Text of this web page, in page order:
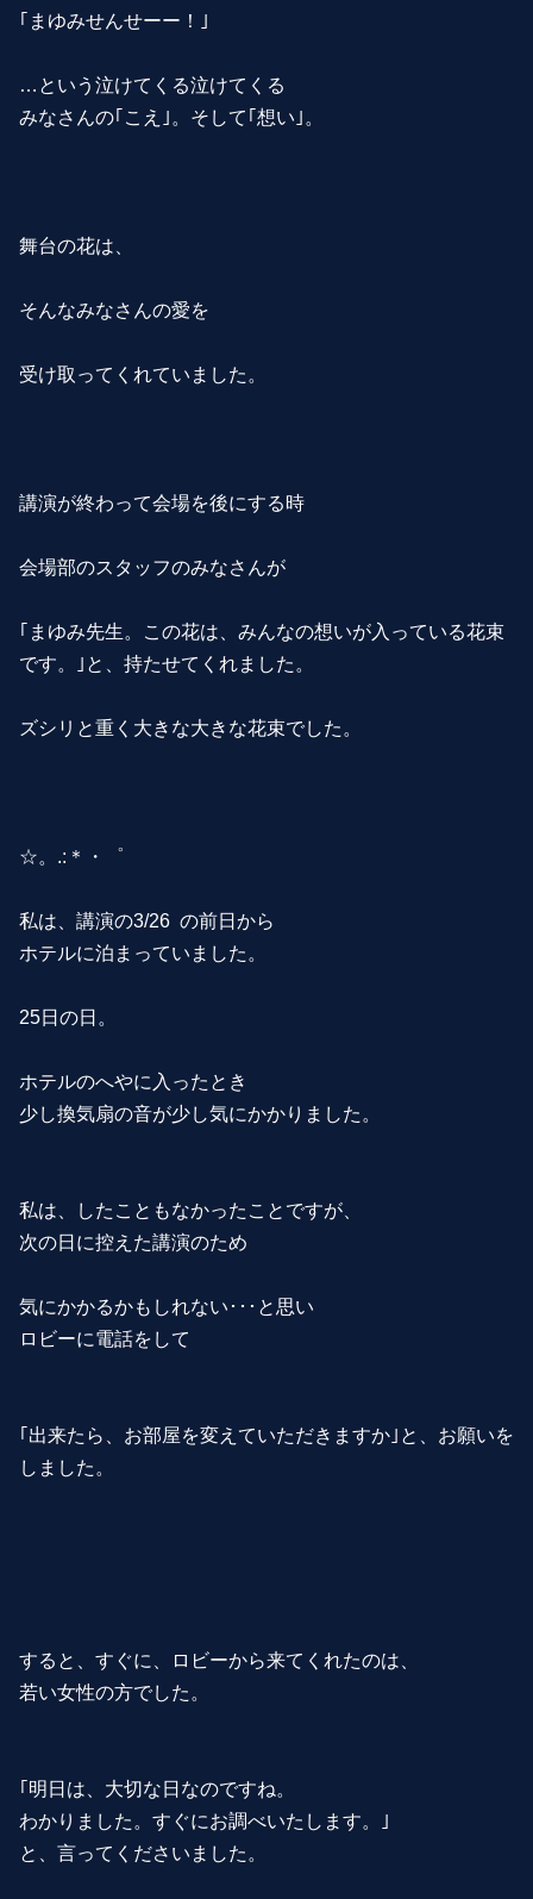
｢まゆみせんせーー！｣
…という泣けてくる泣けてくる
みなさんの｢こえ｣。そして｢想い｣。
舞台の花は、
そんなみなさんの愛を
受け取ってくれていました。
講演が終わって会場を後にする時
会場部のスタッフのみなさんが
｢まゆみ先生。この花は、みんなの想いが入っている花束
です。｣と、持たせてくれました。
ズシリと重く大きな大きな花束でした。
☆。.:＊・゜
私は、講演の3/26 の前日から
ホテルに泊まっていました。
25日の日。
ホテルのへやに入ったとき
少し換気扇の音が少し気にかかりました。
私は、したこともなかったことですが、
次の日に控えた講演のため
気にかかるかもしれない･･･と思い
ロビーに電話をして
｢出来たら、お部屋を変えていただきますか｣と、お願いを
しました。
すると、すぐに、ロビーから来てくれたのは、
若い女性の方でした。
｢明日は、大切な日なのですね。
わかりました。すぐにお調べいたします。｣
と、言ってくださいました。